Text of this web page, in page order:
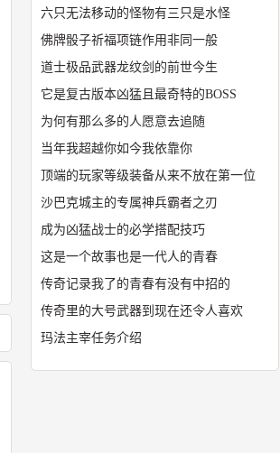
六只无法移动的怪物有三只是水怪
佛牌骰子祈福项链作用非同一般
道士极品武器龙纹剑的前世今生
它是复古版本凶猛且最奇特的BOSS
为何有那么多的人愿意去追随
当年我超越你如今我依靠你
顶端的玩家等级装备从来不放在第一位
沙巴克城主的专属神兵霸者之刃
成为凶猛战士的必学搭配技巧
这是一个故事也是一代人的青春
传奇记录我了的青春有没有中招的
传奇里的大号武器到现在还令人喜欢
玛法主宰任务介绍